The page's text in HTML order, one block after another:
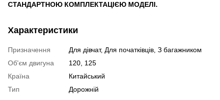
СТАНДАРТНОЮ КОМПЛЕКТАЦІЄЮ МОДЕЛІ.
Характеристики
Призначення
Для дівчат, Для початківців, З багажником
Об'єм двигуна
120, 125
Країна
Китайський
Тип
Дорожній